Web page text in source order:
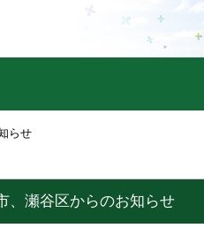
らせ
、瀬谷区からのお知らせ